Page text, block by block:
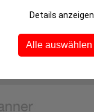
Details anzeigen
Alle auswählen